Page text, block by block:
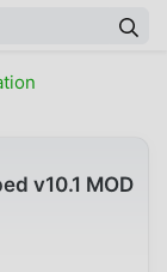
v10.1 MOD